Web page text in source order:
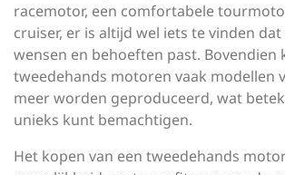
racemotor, een comfortabele
cruiser, er is altijd wel iets te vinden
wensen en behoeften past. Bovendien
tweedehands motoren vaak modellen
meer worden geproduceerd, wat
unieks kunt bemachtigen.
Het kopen van een tweedehands